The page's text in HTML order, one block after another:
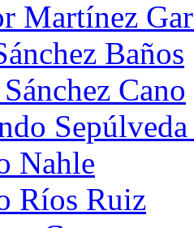
Martínez
Baños
Cano
Nahle
Ríos Ruiz